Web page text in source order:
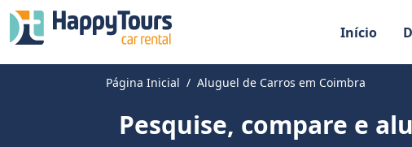
Início
Página Inicial Aluguel de Carros em Coimbra
Pesquise, compare e